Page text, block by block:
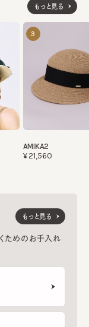
もっと見る
3
AMIKA2
¥21,560
ためのお手入れ
もっと見る